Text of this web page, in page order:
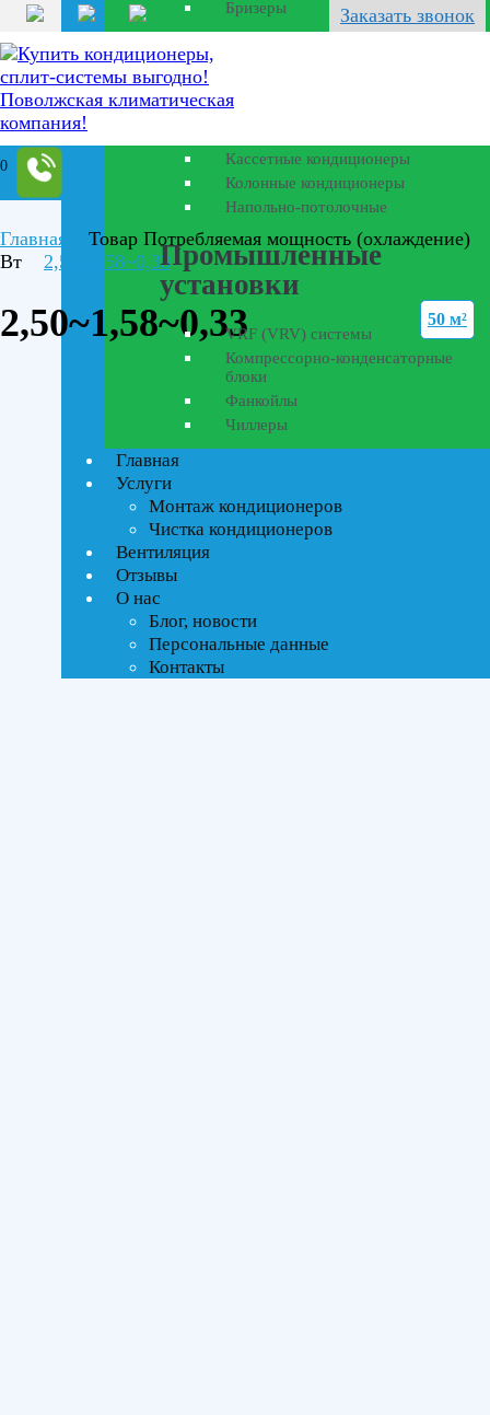
Заказать звонок
0
Бризеры
Полупромышленные
кондиционеры
Кассетные кондиционеры
Колонные кондиционеры
Напольно-потолочные
Промышленные
установки
VRF (VRV) системы
Компрессорно-конденсаторные
блоки
Фанкойлы
Чиллеры
Главная
Услуги
Монтаж кондиционеров
Чистка кондиционеров
Вентиляция
Отзывы
О нас
Блог, новости
Персональные данные
Контакты
Главная
Товар Потребляемая мощность (охлаждение)
Вт
2,50~1,58~0,33
2,50~1,58~0,33 50 м²